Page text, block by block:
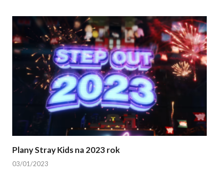
Plany Stray Kids na 2023 rok
03/01/2023